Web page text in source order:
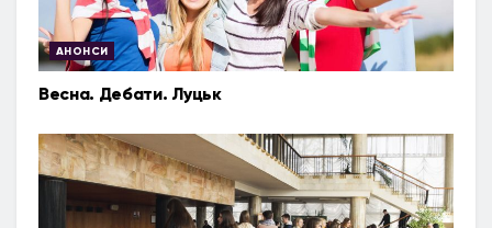
АНОНСИ
Весна. Дебати. Луцьк